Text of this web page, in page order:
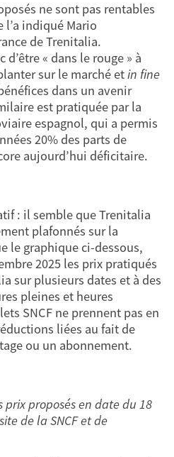
ne sont pas rentables
indiqué Mario
de Trenitalia.
d’être « dans le rouge » à
sur le marché etin fine
dans un avenir
est pratiquée par la
espagnol, qui a permis
20% des parts de
aujourd’hui déficitaire.
: il semble que Trenitalia
plafonnés sur la
le graphique ci-dessous,
2025 les prix pratiqués
sur plusieurs dates et à des
pleines et heures
SNCF ne prennent pas en
liées au fait de
ou un abonnement.
prix proposés en date du 18
de la SNCF et de